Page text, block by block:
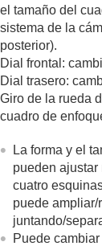
el tamaño del
sistema de la
posterior).
Dial frontal:
Dial trasero:
Giro de la rueda
cuadro de
La forma y el
pueden ajustar
cuatro
puede
juntando/
Puede